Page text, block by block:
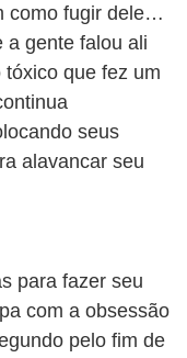
como fugir dele…
a gente falou ali
que fez um
seus
alavancar seu
para fazer seu
com a obsessão
pelo fim de